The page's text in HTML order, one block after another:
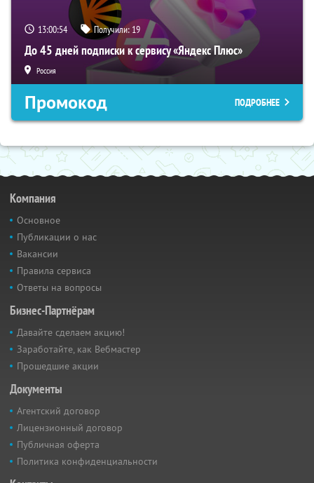
13:00:53 Получили: 19
До 45 дней подписки к сервису «Яндекс Плюс»
Россия
Промокод ПОДРОБНЕЕ
Компания
Основное
Публикации о нас
Вакансии
Правила сервиса
Ответы на вопросы
Бизнес-Партнёрам
Давайте сделаем акцию!
Заработайте, как Вебмастер
Прошедшие акции
Документы
Агентский договор
Лицензионный договор
Публичная оферта
Политика конфиденциальности